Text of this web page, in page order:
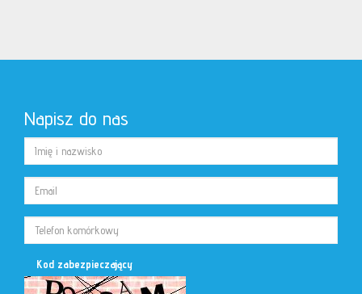
Napisz do nas
Kod zabezpieczający